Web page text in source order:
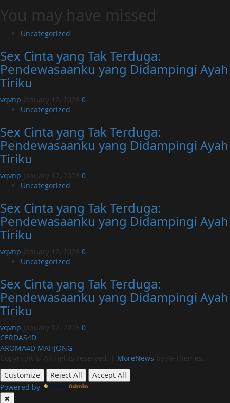
You may have missed
Uncategorized
Sex Cinta yang Tak Terduga:
Pendewasaanku yang Didampingi Ayah
Tiriku
vqvnp January 12, 2026 0
Uncategorized
Sex Cinta yang Tak Terduga:
Pendewasaanku yang Didampingi Ayah
Tiriku
vqvnp January 12, 2026 0
Uncategorized
Sex Cinta yang Tak Terduga:
Pendewasaanku yang Didampingi Ayah
Tiriku
vqvnp January 12, 2026 0
Uncategorized
Sex Cinta yang Tak Terduga:
Pendewasaanku yang Didampingi Ayah
Tiriku
vqvnp January 12, 2026 0
CERDAS4D
AROMA4D MAHJONG
Copyright © All rights reserved.
MoreNews by AF themes.
Customize
Reject All
Accept All
Powered by
✖